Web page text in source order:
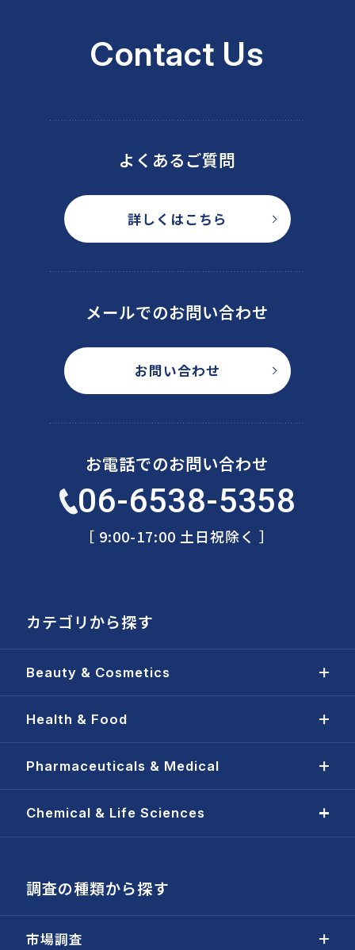
Contact Us
よくあるご質問
詳しくはこちら
メールでのお問い合わせ
お問い合わせ
お電話でのお問い合わせ
06-6538-5358
［ 9:00-17:00 土日祝除く ］
カテゴリから探す
Beauty & Cosmetics
Health & Food
Pharmaceuticals & Medical
Chemical & Life Sciences
調査の種類から探す
市場調査